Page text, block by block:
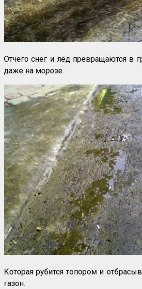
Отчего снег и лёд превращаются в
даже на морозе.
Которая рубится топором и
газон.